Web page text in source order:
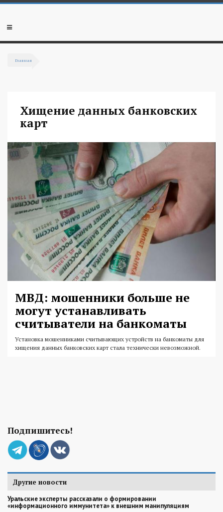
Перейти к основному содержанию
Мобильное
Главная
Хищение данных банковских
карт
МВД: мошенники больше не
могут устанавливать
считыватели на банкоматы
Установка мошенниками считывающих устройств на банкоматы для
хищения данных банковских карт стала технически невозможной.
Подпишитесь!
Другие новости
Уральские эксперты рассказали о формировании
«информационного иммунитета» к внешним манипуляциям